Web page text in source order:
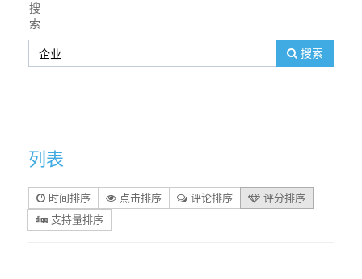
搜
索
搜索
列表
时间排序 点击排序 评论排序
评分排序
支持量排序